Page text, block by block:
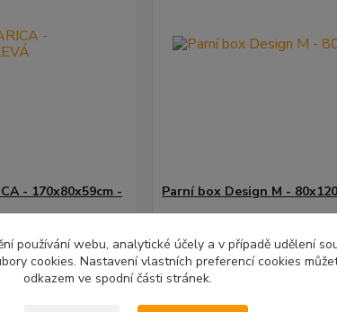
- 170x80x59cm -
Skladem
do košíku
Parní box Design M -
38 342 Kč
ks
31 688 Kčbez DPH
používání webu, analytické účely a v případě udělení
cookies. Nastavení vlastních preferencí cookies
odkazem ve spodní části stránek.